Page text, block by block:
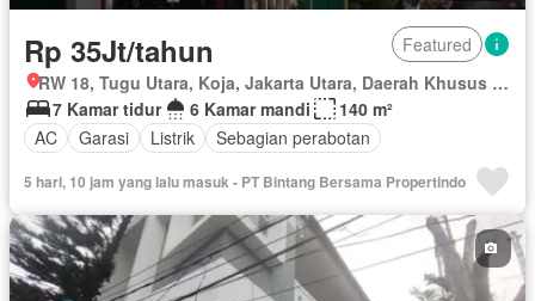
Rp 35Jt/tahun
Featured
RW 18, Tugu Utara, Koja, Jakarta Utara, Daerah Khusus Ibukota Jakarta
7 Kamar tidur
6 Kamar mandi
140 m²
AC
Garasi Listrik Sebagian perabotan
5 hari, 10 jam yang lalu masuk - PT Bintang Bersama Propertindo